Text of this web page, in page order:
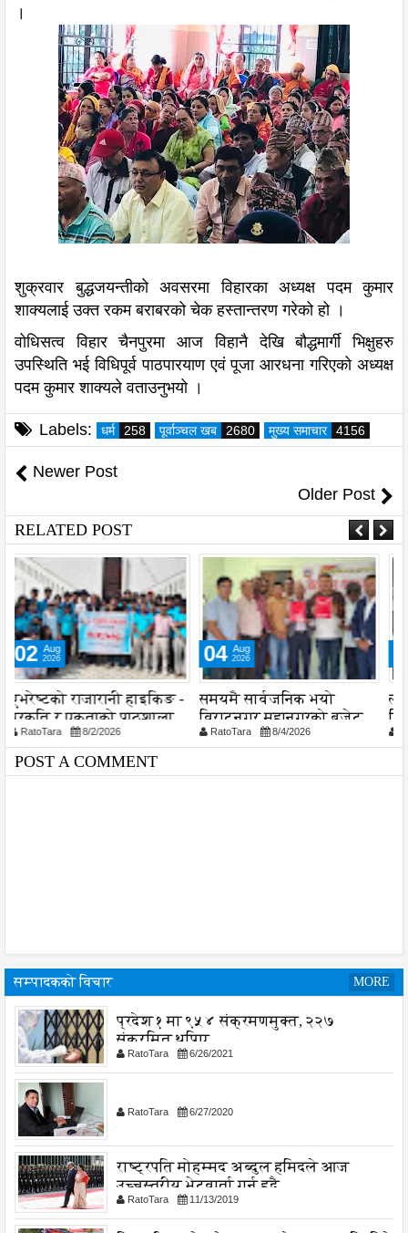
।
शुक्रवार बुद्धजयन्तीको अवसरमा विहारका अध्यक्ष पदम कुमार
शाक्यलाई उक्त रकम बराबरको चेक हस्तान्तरण गरेको हो ।
वोधिसत्व विहार चैनपुरमा आज विहानै देखि बौद्धमार्गी भिक्षुहरु
उपस्थिति भई विधिपूर्व पाठपारयाण एवं पूजा आरधना गरिएको अध्यक्ष
पदम कुमार शाक्यले वताउनुभयो ।
Labels: धर्म 258 पूर्वाञ्चल खब 2680 मुख्य समाचार 4156
Newer Post
Older Post
RELATED POST
04 Aug
2026
समयमै सार्वजनिक भयो
विराटनगर महानगरको बजेट
पुस्तिका, कार्यान्वयन प्रक्रिया
पनि सुरु
RatoTara 8/4/2026
04 Aug
2026
लागू औषध नियन्त्रणमा
विद्यालय स्तरबाटै अभियान
शुरु
RatoTara 8/4/2026
POST A COMMENT
सम्पादकको विचार MORE
प्रदेश १ मा ९५४ संक्रमणमुक्त, २२७
संक्रमित थपिए
RatoTara 6/26/2021
RatoTara 6/27/2020
राष्ट्रपति मोहम्मद अब्दुल हमिदले आज
उच्चस्तरीय भेटवार्ता गर्नु हुदै,
RatoTara 11/13/2019